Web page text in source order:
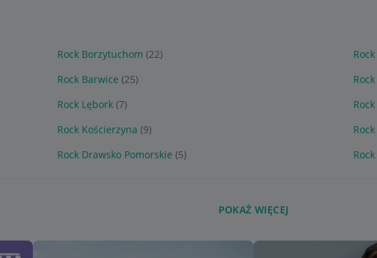
Rock Borzytuchom (22)
Rock Barwice (25)
Rock Lębork (7)
Rock Kościerzyna (9) Rock
Rock Drawsko Pomorskie (5)
POKAŻ WIĘCEJ